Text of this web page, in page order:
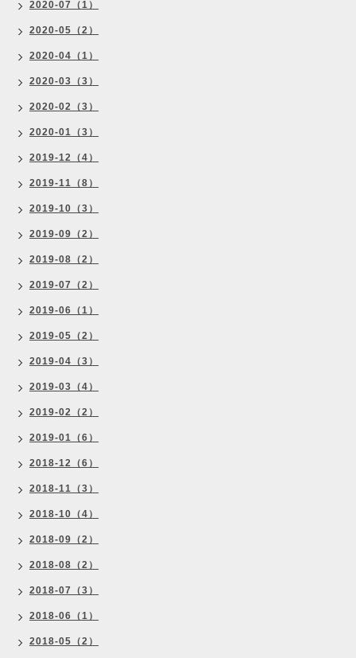
2020-07（1）
2020-05（2）
2020-04（1）
2020-03（3）
2020-02（3）
2020-01（3）
2019-12（4）
2019-11（8）
2019-10（3）
2019-09（2）
2019-08（2）
2019-07（2）
2019-06（1）
2019-05（2）
2019-04（3）
2019-03（4）
2019-02（2）
2019-01（6）
2018-12（6）
2018-11（3）
2018-10（4）
2018-09（2）
2018-08（2）
2018-07（3）
2018-06（1）
2018-05（2）